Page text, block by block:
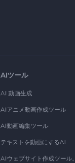
AIツール
AI 動画生成
AIアニメ動画作成ツール
AI動画編集ツール
テキストを動画にするAI
AIウェブサイト作成ツール。